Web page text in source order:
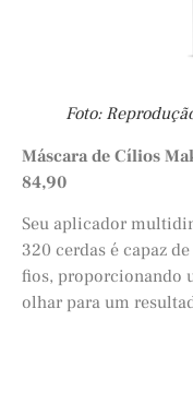
Foto:
Máscara de Cílios
84,90
Seu aplicador
320 cerdas é capaz
fios, proporcionando
olhar para um